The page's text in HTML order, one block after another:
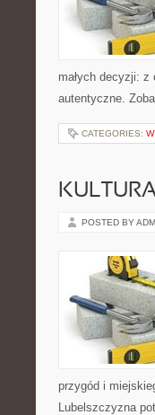
małych decyzji:
autentyczne.
CATEGORIES:
POSTED BY
przygód i
Lubelszczyzna